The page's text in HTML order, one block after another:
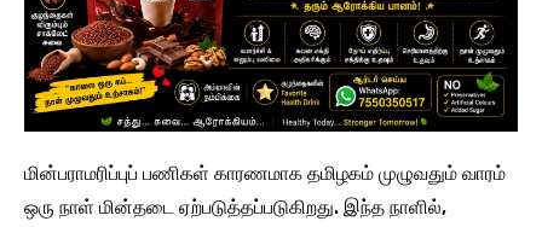
மின்பராமரிப்புப் பணிகள் காரணமாக தமிழகம் முழுவதும் வாரம்
ஒரு நாள் மின்தடை ஏற்படுத்தப்படுகிறது. இந்த நாளில்,